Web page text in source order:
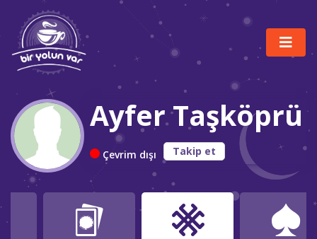
Ayfer Taşköprü
Çevrim dışı Takip et